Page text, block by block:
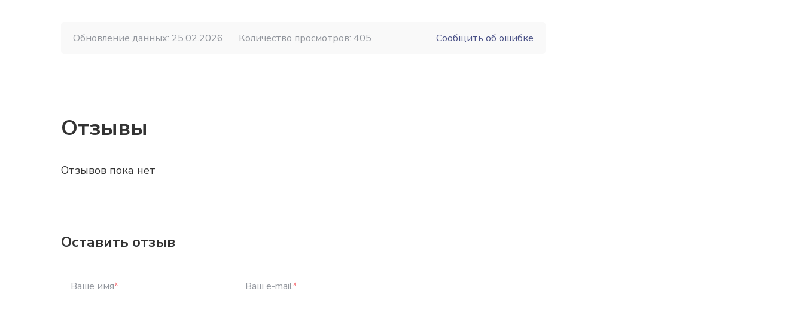
Обновление данных: 25.02.2026 Количество просмотров: 405 Сообщить об ошибке
Отзывы
Отзывов пока нет
Оставить отзыв
Ваше имя* Ваш e-mail*